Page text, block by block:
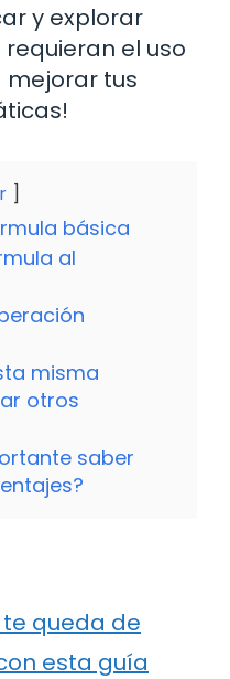
y explorar
el uso
tus
básica
al
misma
otros
saber
queda de
esta guía